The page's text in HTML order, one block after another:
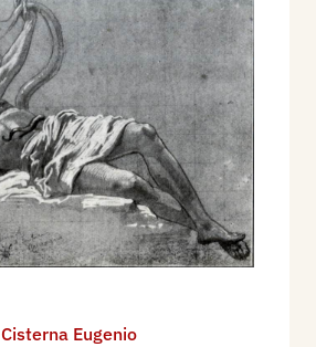
Cisterna Eugenio